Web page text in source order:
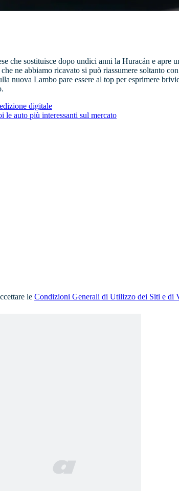
che sostituisce dopo undici anni la Huracán e
ne abbiamo ricavato si può riassumere soltanto
nuova Lambo pare essere al top per esprimere
digitale
auto più interessanti sul mercato
le Condizioni Generali di Utilizzo dei Siti e di